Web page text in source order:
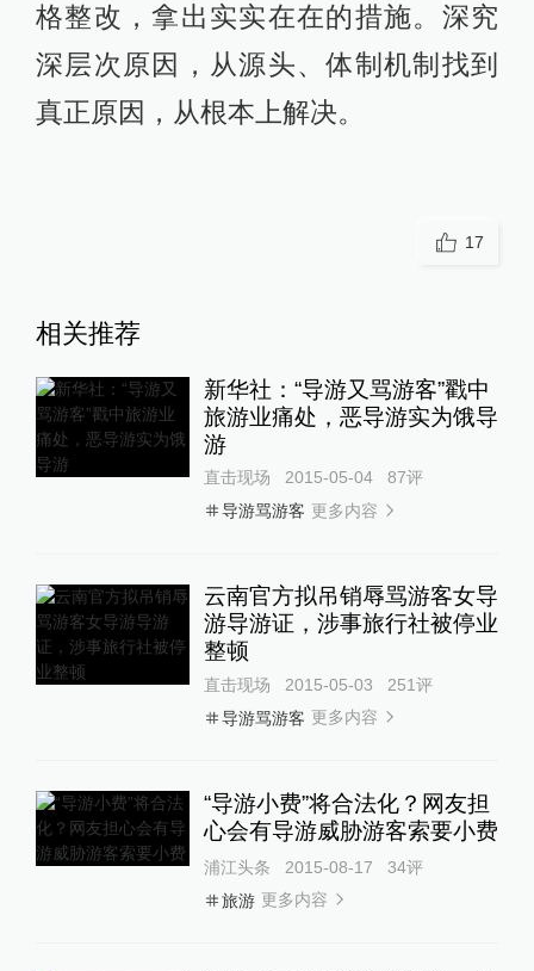
格整改，拿出实实在在的措施。深究
深层次原因，从源头、体制机制找到
真正原因，从根本上解决。
17
相关推荐
新华社：“导游又骂游客”戳中
旅游业痛处，恶导游实为饿导
游
直击现场 2015-05-04 87评
导游骂游客 更多内容
云南官方拟吊销辱骂游客女导
游导游证，涉事旅行社被停业
整顿
直击现场 2015-05-03 251评
导游骂游客 更多内容
“导游小费”将合法化？网友担
心会有导游威胁游客索要小费
浦江头条 2015-08-17 34评
旅游 更多内容